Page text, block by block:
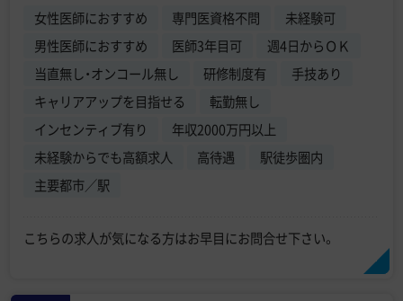
女性医師におすすめ 専門医資格不問
未経験可
男性医師におすすめ
医師3年目可
週4日からＯＫ
当直無し・オンコール無し
研修制度有
手技あり
キャリアアップを目指せる
転勤無し
インセンティブ有り
年収2000万円以上
未経験からでも高額求人
高待遇
駅徒歩圏内
主要都市／駅
こちらの求人が気になる方はお早目にお問合せ下さい。